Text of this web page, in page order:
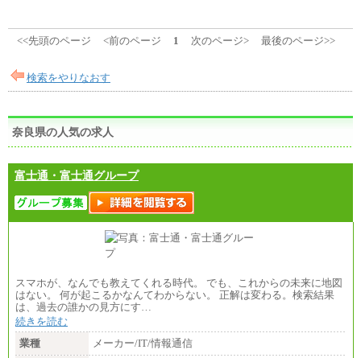
<<先頭のページ <前のページ 1 次のページ> 最後のページ>>
検索をやりなおす
奈良県の人気の求人
富士通・富士通グループ
スマホが、なんでも教えてくれる時代。 でも、これからの未来に地図
はない。 何が起こるかなんてわからない。 正解は変わる。検索結果
は、過去の誰かの見方にす…
続きを読む
業種
メーカー/IT/情報通信